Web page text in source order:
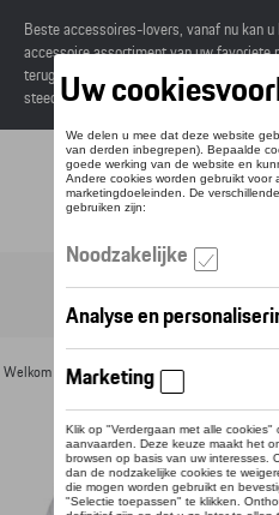
Beste accessoires-lovers, vanaf nu kan u
accessoire assortiment van uw favoriete
terugvinden in de online catalogus. Deze
steeds besteld worden via uw dealer.
Welkom >Voor u >Textiel >